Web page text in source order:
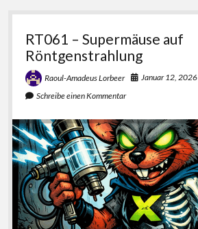
RT061 – Supermäuse auf
Röntgenstrahlung
Raoul-Amadeus Lorbeer
Januar 12, 2026
Schreibe einen Kommentar